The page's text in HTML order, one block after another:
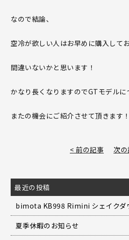
なので結論、
空冷が欲しい人はお早めに購入して
間違いないかと思います！
かなり長くなりますのでGTモデルに
またの機会にご紹介させて頂きます！
< 前の記事 次
最近の投稿
bimota KB998 Rimini シェイクダ
夏季休暇のお知らせ